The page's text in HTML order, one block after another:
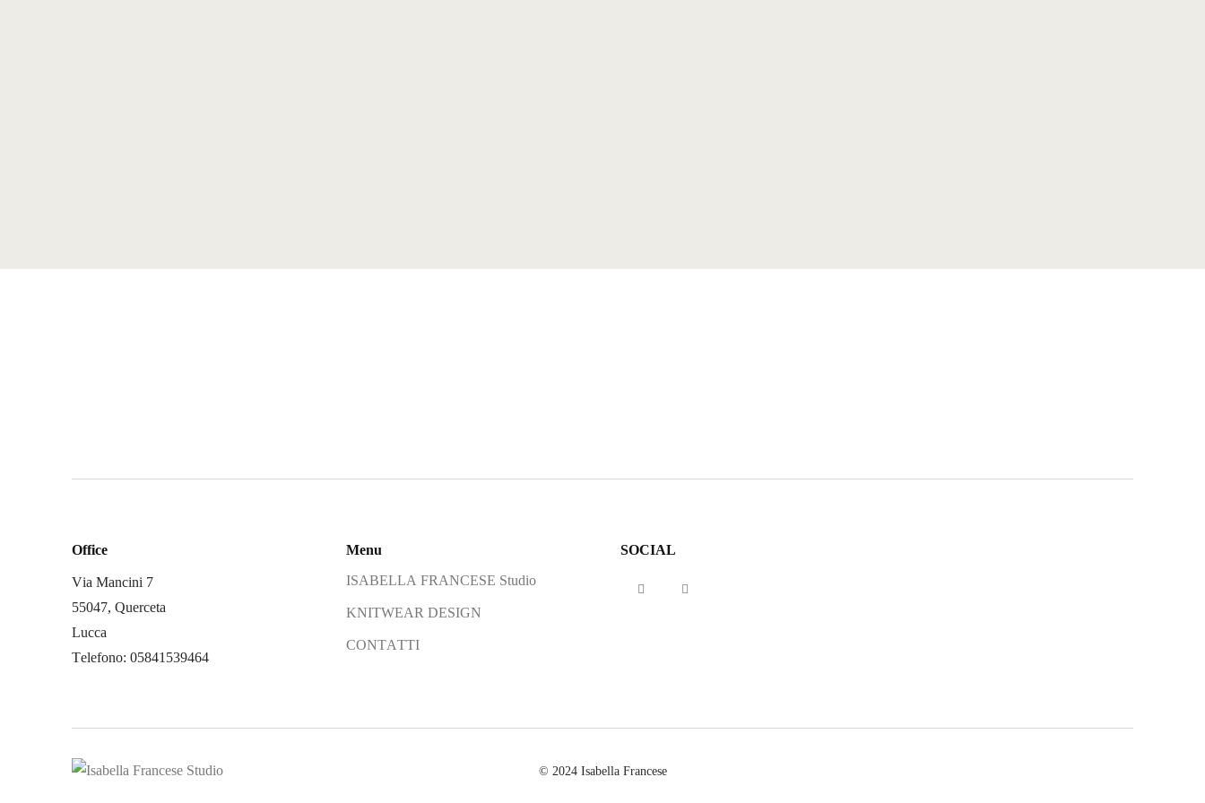
Office
Via Mancini 7
55047, Querceta
Lucca
Telefono: 05841539464
Menu
ISABELLA FRANCESE Studio
KNITWEAR DESIGN
CONTATTI
SOCIAL
© 2024 Isabella Francese